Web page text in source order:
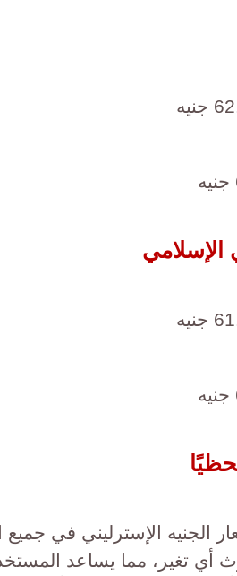
الجنيه الإسترليني في
أي تغير، مما يساعد